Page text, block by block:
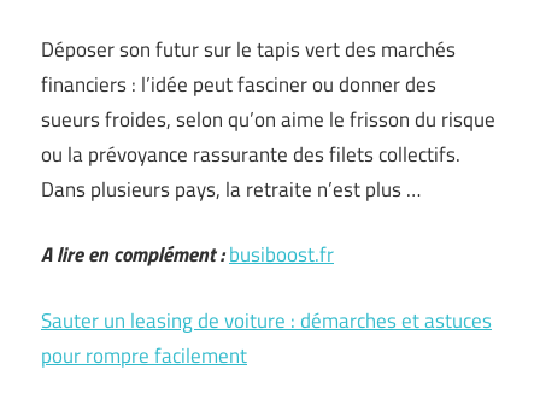
Déposer son futur sur le tapis vert des marchés
financiers : l’idée peut fasciner ou donner des
sueurs froides, selon qu’on aime le frisson du risque
ou la prévoyance rassurante des filets collectifs.
Dans plusieurs pays, la retraite n’est plus …
A lire en complément :busiboost.fr
Sauter un leasing de voiture : démarches et astuces
pour rompre facilement